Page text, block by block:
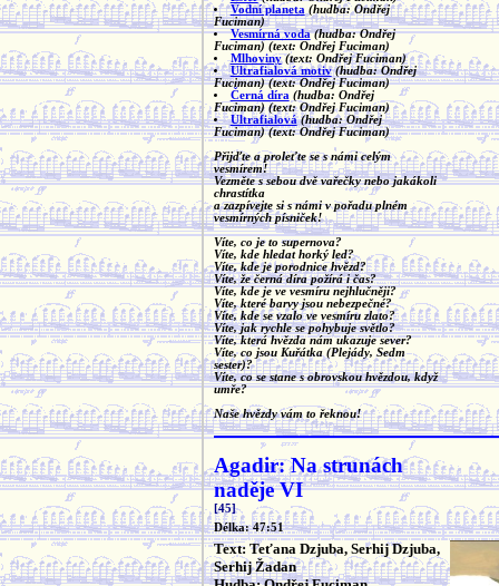
Vodní planeta (hudba: Ondřej
Fuciman)
Vesmírná voda (hudba: Ondřej
Fuciman) (text: Ondřej Fuciman)
Mlhoviny (text: Ondřej Fuciman)
Ultrafialová motiv (hudba: Ondřej
Fuciman) (text: Ondřej Fuciman)
Černá díra (hudba: Ondřej
Fuciman) (text: Ondřej Fuciman)
Ultrafialová (hudba: Ondřej
Fuciman) (text: Ondřej Fuciman)
Přijďte a proleťte se s námi celým
vesmírem!
Vezměte s sebou dvě vařečky nebo jakákoli
chrastítka
a zazpívejte si s námi v pořadu plném
vesmírných písniček!
Víte, co je to supernova?
Víte, kde hledat horký led?
Víte, kde je porodnice hvězd?
Víte, že černá díra požírá i čas?
Víte, kde je ve vesmíru nejhlučněji?
Víte, které barvy jsou nebezpečné?
Víte, kde se vzalo ve vesmíru zlato?
Víte, jak rychle se pohybuje světlo?
Víte, která hvězda nám ukazuje sever?
Víte, co jsou Kuřátka (Plejády, Sedm
sester)?
Víte, co se stane s obrovskou hvězdou, když
umře?
Naše hvězdy vám to řeknou!
Agadir: Na strunách
naděje VI
[45]
Délka: 47:51
Text: Teťana Dzjuba, Serhij Dzjuba,
Serhij Žadan